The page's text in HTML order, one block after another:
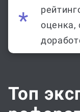
оценка,
Топ